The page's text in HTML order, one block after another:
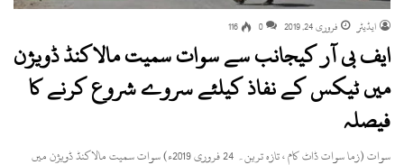
ایڈیٹر فروری 24, 2019 0
116
ایف بی آر کیجانب سے سوات سمیت مالاکنڈ ڈویژن
میں ٹیکس کے نفاذ کیلئے سروے شروع کرنے کا
فیصلہ
سوات (زما سوات ڈاٹ کام ، تازہ ترین۔ 24 فروری 2019ء) سوات سمیت مالاکنڈ ڈویژن میں